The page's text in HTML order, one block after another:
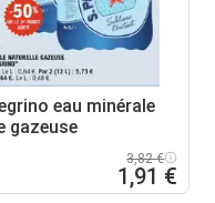
eau minérale
gazeuse
3,82 €
1,91 €